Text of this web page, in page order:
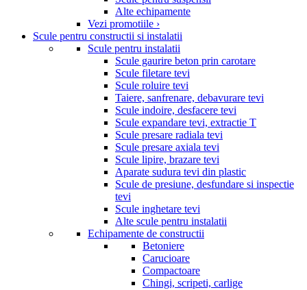
Alte echipamente
Vezi promotiile ›
Scule pentru constructii si instalatii
Scule pentru instalatii
Scule gaurire beton prin carotare
Scule filetare tevi
Scule roluire tevi
Taiere, sanfrenare, debavurare tevi
Scule indoire, desfacere tevi
Scule expandare tevi, extractie T
Scule presare radiala tevi
Scule presare axiala tevi
Scule lipire, brazare tevi
Aparate sudura tevi din plastic
Scule de presiune, desfundare si inspectie
tevi
Scule inghetare tevi
Alte scule pentru instalatii
Echipamente de constructii
Betoniere
Carucioare
Compactoare
Chingi, scripeti, carlige